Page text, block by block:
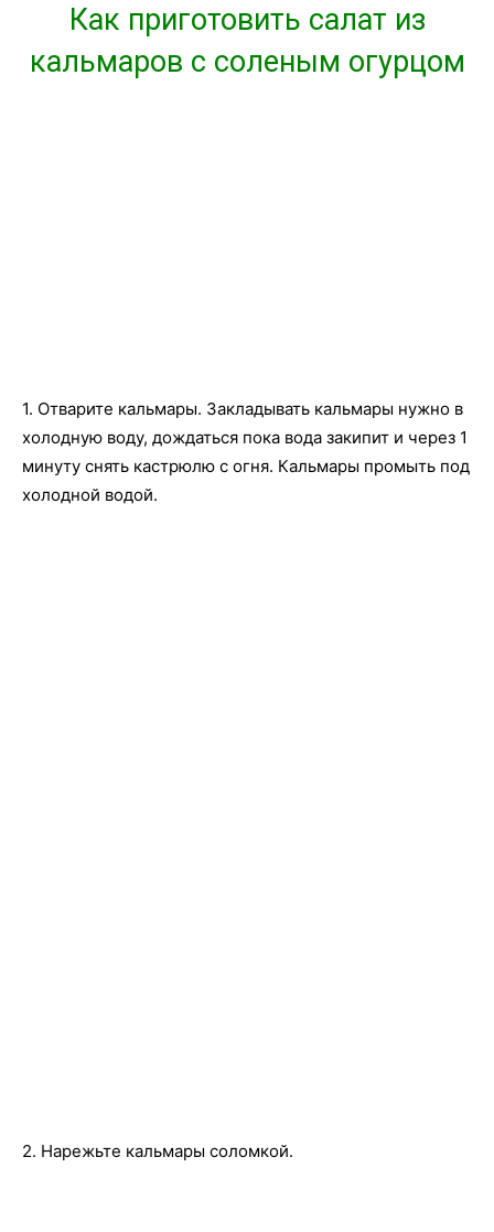
Как приготовить салат из
кальмаров с соленым огурцом
1. Отварите кальмары. Закладывать кальмары нужно в
холодную воду, дождаться пока вода закипит и через 1
минуту снять кастрюлю с огня. Кальмары промыть под
холодной водой.
2. Нарежьте кальмары соломкой.